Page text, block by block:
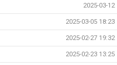
2025-03-12
2025-03-05 18:23
2025-02-27 19:32
2025-02-23 13:25